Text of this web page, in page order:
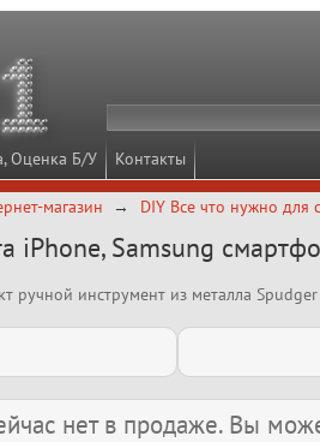
Оценка Б/У Контакты
магазин DIY Все что нужно для
iPhone, Samsung
ручной инструмент из металла Spudger
нет в продаже. Вы